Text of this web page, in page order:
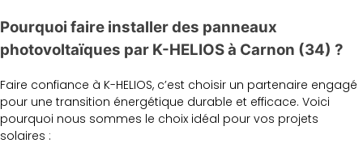
Pourquoi faire installer des panneaux
photovoltaïques par K-HELIOS à Carnon (34) ?
Faire confiance à K-HELIOS, c’est choisir un partenaire engagé
pour une transition énergétique durable et efficace. Voici
pourquoi nous sommes le choix idéal pour vos projets
solaires :